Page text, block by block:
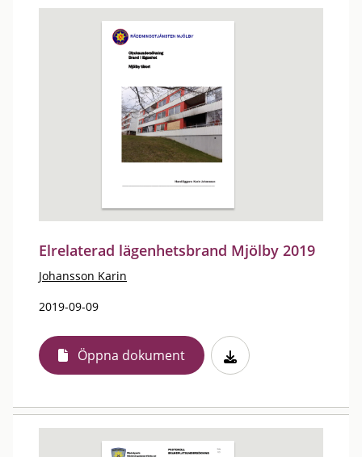
Elrelaterad lägenhetsbrand Mjölby 2019
Johansson Karin
2019-09-09
Öppna dokument